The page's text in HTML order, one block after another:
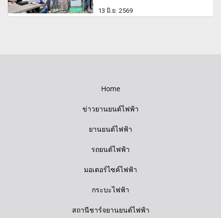
13 มิ.ย. 2569
Home
ข่าวยานยนต์ไฟฟ้า
ยานยนต์ไฟฟ้า
รถยนต์ไฟฟ้า
มอเตอร์ไซค์ไฟฟ้า
กระบะไฟฟ้า
สถานีชาร์จยานยนต์ไฟฟ้า